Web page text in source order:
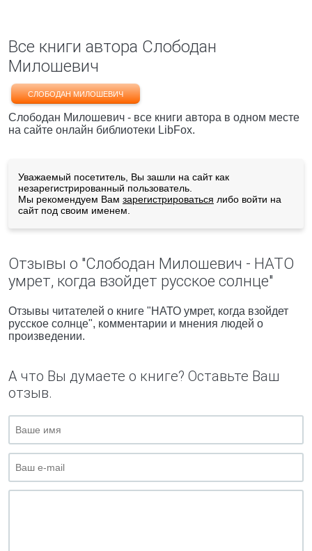
Все книги автора Слободан
Милошевич
СЛОБОДАН МИЛОШЕВИЧ
Слободан Милошевич - все книги автора в одном месте
на сайте онлайн библиотеки LibFox.
Уважаемый посетитель, Вы зашли на сайт как
незарегистрированный пользователь.
Мы рекомендуем Вам зарегистрироваться либо войти на
сайт под своим именем.
Отзывы о "Слободан Милошевич - НАТО
умрет, когда взойдет русское солнце"
Отзывы читателей о книге "НАТО умрет, когда взойдет
русское солнце", комментарии и мнения людей о
произведении.
А что Вы думаете о книге? Оставьте Ваш
отзыв.